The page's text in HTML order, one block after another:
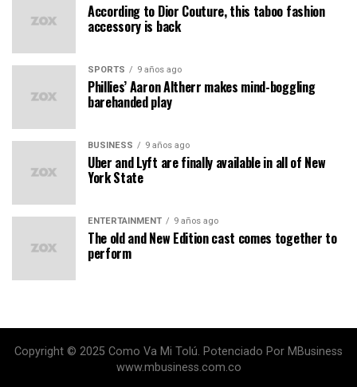
According to Dior Couture, this taboo fashion
accessory is back
SPORTS 9 años ago
Phillies’ Aaron Altherr makes mind-boggling
barehanded play
BUSINESS 9 años ago
Uber and Lyft are finally available in all of New
York State
ENTERTAINMENT 9 años ago
The old and New Edition cast comes together to
perform
Copyright © 2025 Como Va Mi Tolú. Potenciado Por MBusiness
www.mbusiness.com.co